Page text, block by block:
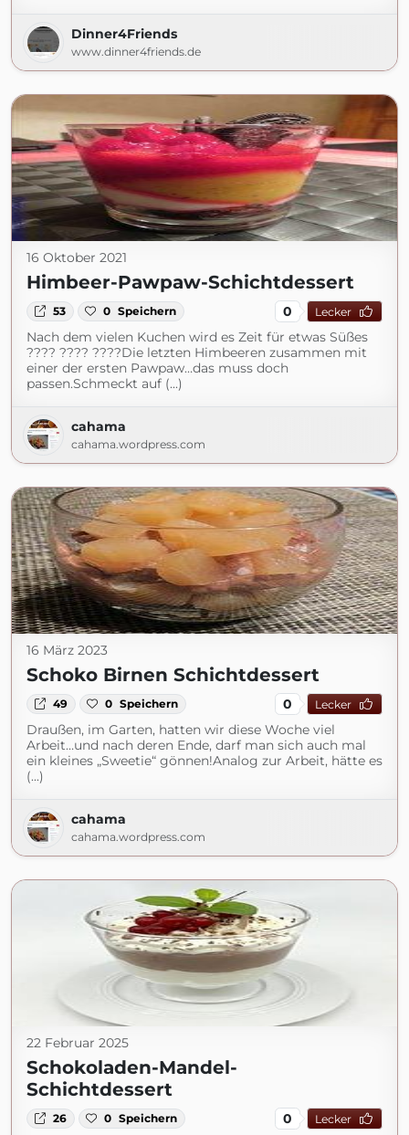
Dinner4Friends
www.dinner4friends.de
16 Oktober 2021
Himbeer-Pawpaw-Schichtdessert
53 0 Speichern 0 Lecker
Nach dem vielen Kuchen wird es Zeit für etwas Süßes
???? ???? ????Die letzten Himbeeren zusammen mit
einer der ersten Pawpaw…das muss doch
passen.Schmeckt auf (...)
cahama
cahama.wordpress.com
16 März 2023
Schoko Birnen Schichtdessert
49 0 Speichern 0 Lecker
Draußen, im Garten, hatten wir diese Woche viel
Arbeit…und nach deren Ende, darf man sich auch mal
ein kleines „Sweetie“ gönnen!Analog zur Arbeit, hätte es
(...)
cahama
cahama.wordpress.com
22 Februar 2025
Schokoladen-Mandel-
Schichtdessert
26 0 Speichern 0 Lecker